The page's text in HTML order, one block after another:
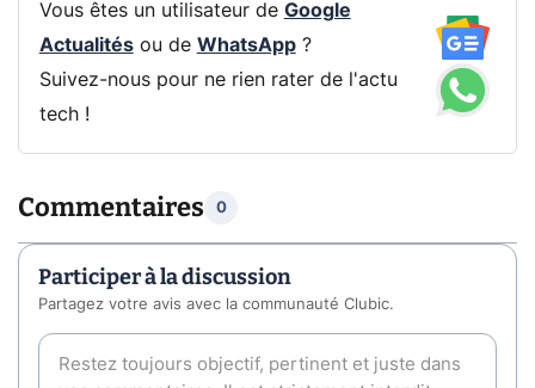
Vous êtes un utilisateur de Google
Actualitésou de WhatsApp?
Suivez-nous pour ne rien rater de l'actu
tech !
Commentaires 0
Participer à la discussion
Partagez votre avis avec la communauté Clubic.